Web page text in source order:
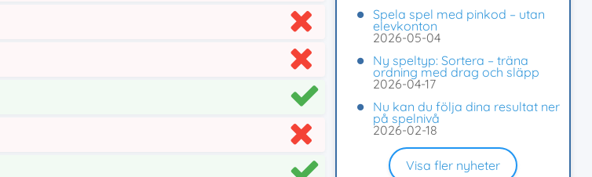
Spela spel med pinkod – utan
elevkonton
2026-05-04
Ny speltyp: Sortera – träna
ordning med drag och släpp
2026-04-17
Nu kan du följa dina resultat ner
på spelnivå
2026-02-18
Visa fler nyheter